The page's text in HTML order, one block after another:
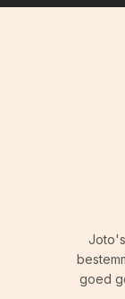
spel met
goed